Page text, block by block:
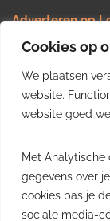
Cookies op
We plaatsen
website.
website goed
Met Analytische
gegevens over
cookies pas je
sociale media-
Adverteren op
Nieuws
Uw video op
Job plaatsen
Gratis
inzichten uit de